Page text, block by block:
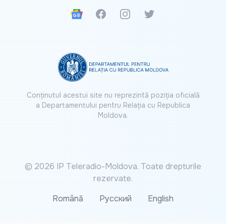
Google News
FacebookInstagramTwitter
Conținutul acestui site nu reprezintă poziția oficială
a Departamentului pentru Relația cu Republica
Moldova.
© 2026 IP Teleradio-Moldova. Toate drepturile
rezervate.
Română
Русский English